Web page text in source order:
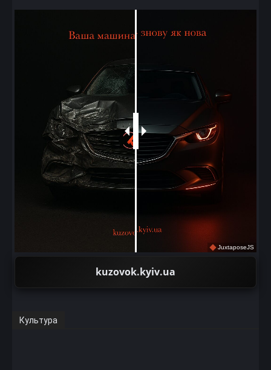
JuxtaposeJS
kuzovok.kyiv.ua
Культура